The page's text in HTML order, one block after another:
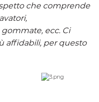
che comprende
ecc. Ci
affidabili, per questo